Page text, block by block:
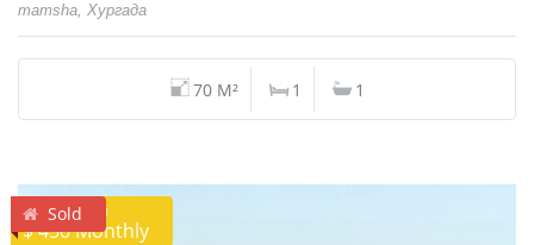
mamsha, Хургада
70 M² 1 1
Аренда
$ 450 Monthly
Sold